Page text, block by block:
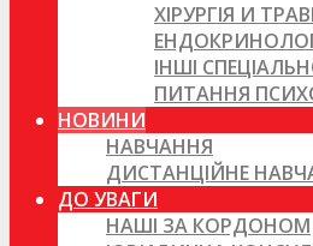
ХІРУРГІЯ И
ІНШІ
ПИТАННЯ
НОВИНИ
НАВЧАННЯ
ДИСТАНЦІЙНЕ
ДО УВАГИ
НАШІ ЗА КОРДОНОМ